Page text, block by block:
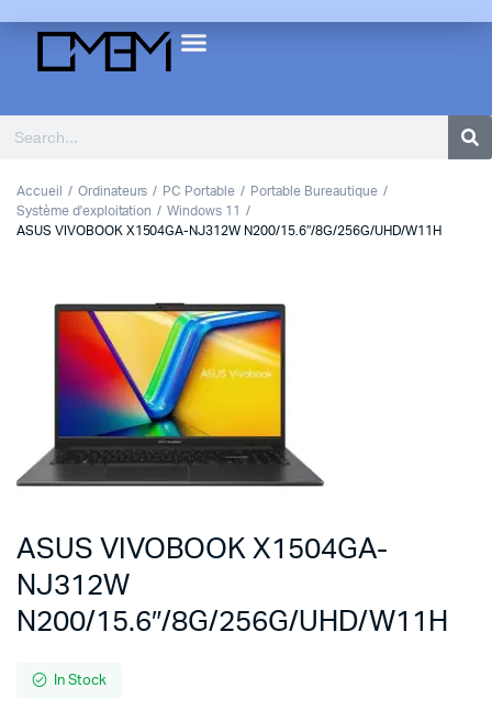
Accueil Ordinateurs PC Portable
Portable Bureautique
Système d'exploitation
Windows 11
ASUS VIVOBOOK X1504GA-NJ312W N200/15.6″/8G/256G/UHD/W11H
2
Previous
Next
ASUS VIVOBOOK X1504GA-
NJ312W
N200/15.6″/8G/256G/UHD/W11H
In Stock